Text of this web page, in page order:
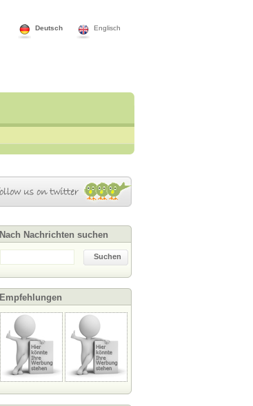
Englisch
Deutsch
Nach Nachrichten suchen
Suchen
Empfehlungen